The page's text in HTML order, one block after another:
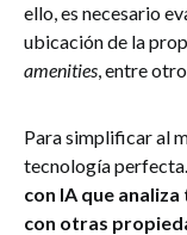
ello, es necesario
ubicación de la
amenities, entre
Para simplificar al
tecnología
con IA que
con otras